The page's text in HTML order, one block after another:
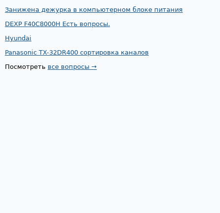
Занижена дежурка в компьютерном блоке питания
DEXP F40C8000H Есть вопросы.
Hyundai
Panasonic TX-32DR400 сортировка каналов
Посмотреть все вопросы →